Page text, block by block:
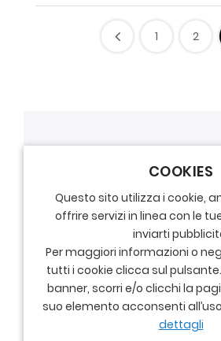
COOKIES
Questo sito utilizza i cookie,
offrire servizi in linea con le
inviarti
Per maggiori informazioni o
tutti i cookie clicca sul
banner, scorri e/o clicchi la
suo elemento acconsenti
dettagli
1 2